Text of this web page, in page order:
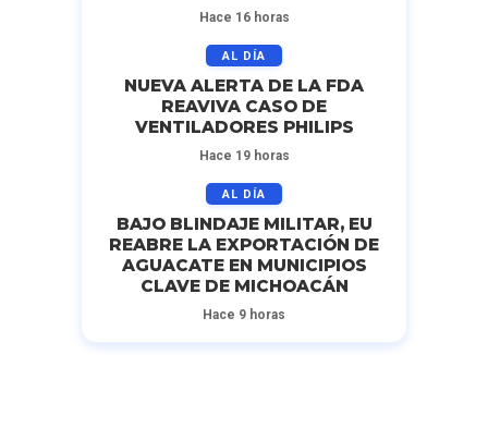
Hace 16 horas
AL DÍA
NUEVA ALERTA DE LA FDA
REAVIVA CASO DE
VENTILADORES PHILIPS
Hace 19 horas
AL DÍA
BAJO BLINDAJE MILITAR, EU
REABRE LA EXPORTACIÓN DE
AGUACATE EN MUNICIPIOS
CLAVE DE MICHOACÁN
Hace 9 horas